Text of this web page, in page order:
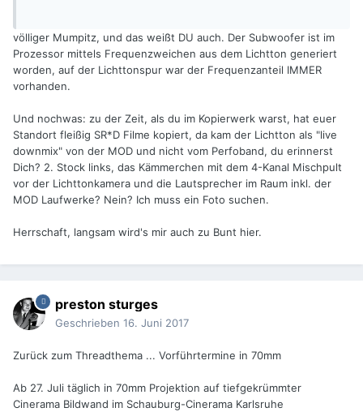
völliger Mumpitz, und das weißt DU auch. Der Subwoofer ist im
Prozessor mittels Frequenzweichen aus dem Lichtton generiert
worden, auf der Lichttonspur war der Frequenzanteil IMMER
vorhanden.
Und nochwas: zu der Zeit, als du im Kopierwerk warst, hat euer
Standort fleißig SR*D Filme kopiert, da kam der Lichtton als "live
downmix" von der MOD und nicht vom Perfoband, du erinnerst
Dich? 2. Stock links, das Kämmerchen mit dem 4-Kanal Mischpult
vor der Lichttonkamera und die Lautsprecher im Raum inkl. der
MOD Laufwerke? Nein? Ich muss ein Foto suchen.
Herrschaft, langsam wird's mir auch zu Bunt hier.
preston sturges
Geschrieben 16. Juni 2017
Zurück zum Threadthema ... Vorführtermine in 70mm
Ab 27. Juli täglich in 70mm Projektion auf tiefgekrümmter
Cinerama Bildwand im Schauburg-Cinerama Karlsruhe